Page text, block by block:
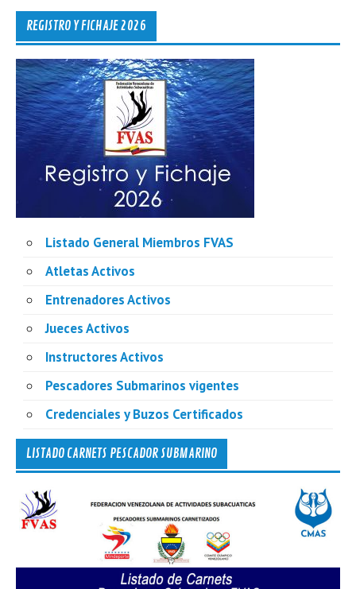
REGISTRO Y FICHAJE 2026
Listado General Miembros FVAS
Atletas Activos
Entrenadores Activos
Jueces Activos
Instructores Activos
Pescadores Submarinos vigentes
Credenciales y Buzos Certificados
LISTADO CARNETS PESCADOR SUBMARINO